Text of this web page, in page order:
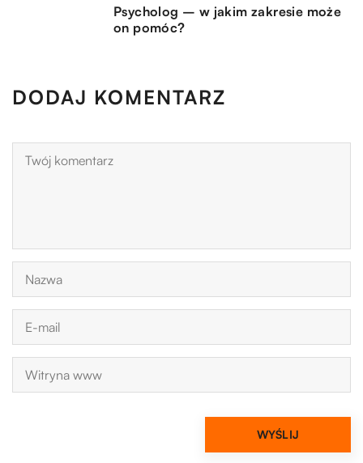
Psycholog – w jakim zakresie może
on pomóc?
DODAJ KOMENTARZ